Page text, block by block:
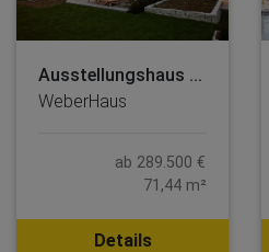
Ausstellungshaus ...
WeberHaus
ab 289.500 €
71,44 m²
Details